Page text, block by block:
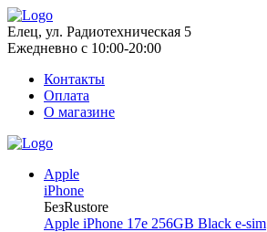
Елец, ул. Радиотехническая 5
Ежедневно с 10:00-20:00
Контакты
Оплата
О магазине
Apple
iPhone
БезRustore
Apple iPhone 17e 256GB Black e-sim